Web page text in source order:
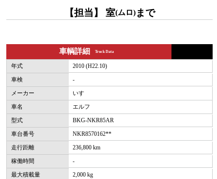
【担当】 室(ムロ)まで
車輌詳細 Truck Data
年式
2010 (H22.10)
車検
-
メーカー
いすゞ
車名
エルフ
型式
BKG-NKR85AR
車台番号
NKR8570162**
走行距離
236,800 km
稼働時間
-
最大積載量
2,000 kg